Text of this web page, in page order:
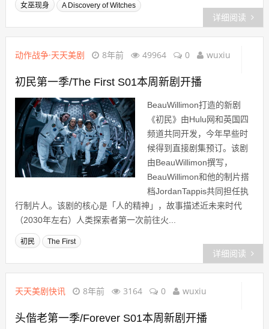
女巫现身 A Discovery of Witches
详细阅读
动作战争·天天美剧 8年前 49964 0 wuxiu
初民第一季/The First S01本周新剧开播
BeauWillimon打造的新剧
《初民》由Hulu网和英国四
频道共同开发，今年早些时
候得到直接剧集预订。该剧
由BeauWillimon撰写，
BeauWillimon和他的制片搭
档JordanTappis共同担任执
行制片人。该剧的核心是「人的精神」，故事描述近未来时代
（2030年左右）人类探索者第一次前往火...
初民 The First
详细阅读
天天美剧快讯 8年前 3164 0 wuxiu
头偕老第一季/Forever S01本周新剧开播